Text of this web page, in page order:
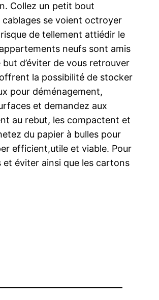
Collez un petit bout
cablages se voient octroyer
de tellement attiédir le
neufs sont amis
d’éviter de vous retrouver
la possibilité de stocker
pour déménagement,
et demandez aux
au rebut, les compactent et
du papier à bulles pour
efficient,utile et viable. Pour
éviter ainsi que les cartons